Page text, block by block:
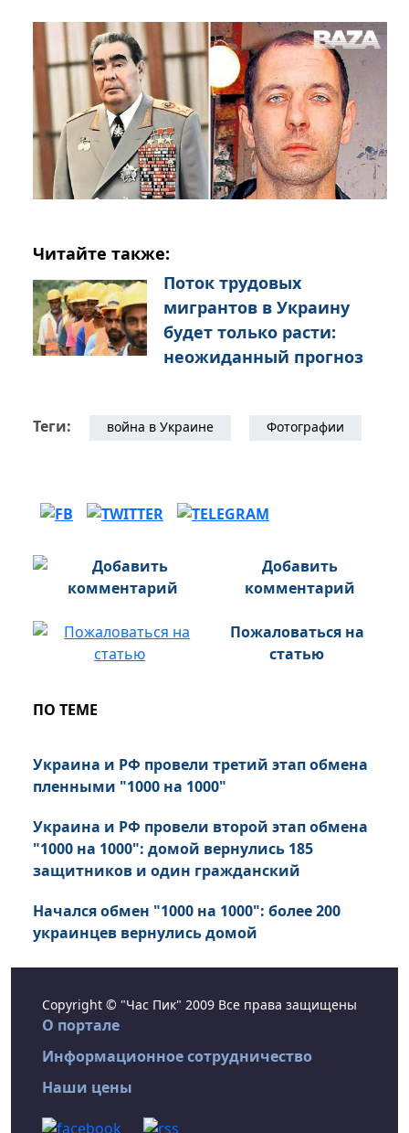
Читайте также:
Поток трудовых
мигрантов в Украину
будет только расти:
неожиданный прогноз
Теги: война в Украине Фотографии
Добавить
комментарий
Пожаловаться на
статью
ПО ТЕМЕ
Украина и РФ провели третий этап обмена
пленными "1000 на 1000"
Украина и РФ провели второй этап обмена
"1000 на 1000": домой вернулись 185
защитников и один гражданский
Начался обмен "1000 на 1000": более 200
украинцев вернулись домой
Copyright © "Час Пик" 2009 Все права защищены
О портале
Информационное сотрудничество
Наши цены